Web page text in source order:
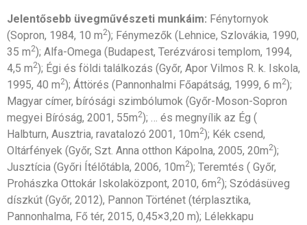
Jelentősebb üvegművészeti munkáim: Fénytornyok
(Sopron, 1984, 10 m2); Fénymezők (Lehnice, Szlovákia, 1990,
35 m2); Alfa-Omega (Budapest, Terézvárosi templom, 1994,
4,5 m2); Égi és földi találkozás (Győr, Apor Vilmos R. k. Iskola,
1995, 40 m2); Áttörés (Pannonhalmi Főapátság, 1999, 6 m2);
Magyar címer, bírósági szimbólumok (Győr-Moson-Sopron
megyei Bíróság, 2001, 55m2); … és megnyílik az Ég (
Halbturn, Ausztria, ravatalozó 2001, 10m2); Kék csend,
Oltárfények (Győr, Szt. Anna otthon Kápolna, 2005, 20m2);
Jusztícia (Győri Ítélőtábla, 2006, 10m2); Teremtés ( Győr,
Prohászka Ottokár Iskolaközpont, 2010, 6m2); Szódásüveg
díszkút (Győr, 2012), Pannon Történet (térplasztika,
Pannonhalma, Fő tér, 2015, 0,45×3,20 m); Lélekkapu